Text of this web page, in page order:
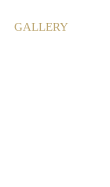
GALLERY